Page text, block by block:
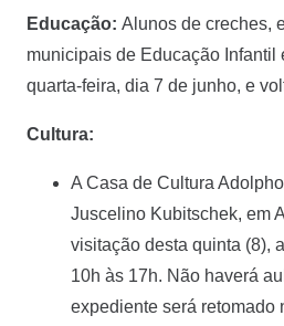
Educação: Alunos de creches,
municipais de Educação Infantil
quarta-feira, dia 7 de junho, e
Cultura:
A Casa de Cultura
Juscelino Kubitschek, em
visitação desta quinta (8),
10h às 17h. Não haverá
expediente será retomado